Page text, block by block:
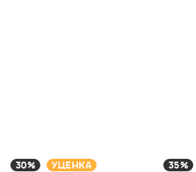
30% УЦЕНКА 35%